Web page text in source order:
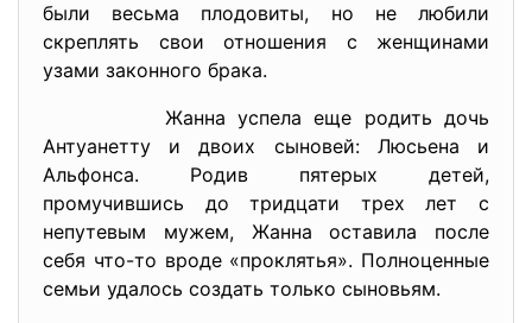
были весьма плодовиты, но не любили
скреплять свои отношения с женщинами
узами законного брака.
Жанна успела еще родить дочь
Антуанетту и двоих сыновей: Люсьена и
Альфонса. Родив пятерых детей,
промучившись до тридцати трех лет с
непутевым мужем, Жанна оставила после
себя что-то вроде «проклятья». Полноценные
семьи удалось создать только сыновьям.